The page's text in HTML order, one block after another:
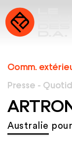
Comm.
Presse -
Australie pour